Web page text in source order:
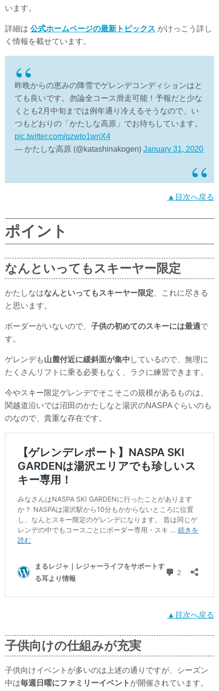
います。
詳細は 公式ホームページの最新トピックス がけっこう詳し
く情報を載せています。
昨晩からの恵みの降雪でゲレンデコンディションはと
ても良いです。勿論全コース滑走可能！予報だと少な
くとも2月中旬までは例年通り冷えるそうなので、い
つもどおりの「かたしな高原」でお待ちしています。
pic.twitter.com/qzwto1wnX4
— かたしな高原 (@katashinakogen) January 31, 2020
▲目次へ戻る
ポイント
なんといってもスキーヤー限定
かたしなはなんといってもスキーヤー限定 、これに尽きる
と思います。
ボーダーがいないので、 子供の初めてのスキーには最適で
す。
ゲレンデも山麓付近に緩斜面が集中 しているので、無理に
たくさんリフトに乗る必要もなく、ラクに練習できます。
今やスキー限定ゲレンデでそこそこの規模があるものは、
関越道沿いでは沼田のかたしなと湯沢のNASPAぐらいのも
のなので、貴重な存在です。
▲目次へ戻る
子供向けの仕組みが充実
子供向けイベントが多いのは上述の通りですが、シーズン
中は毎週日曜にファミリーイベント が開催されています。